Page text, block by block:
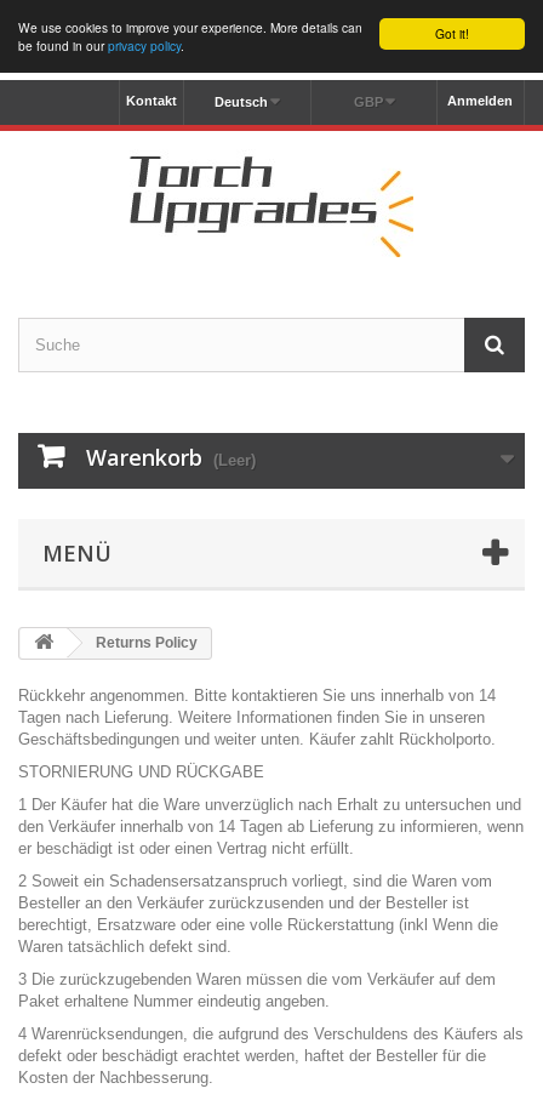
Got it!
We use cookies to improve your experience. More details can
be found in ourprivacy policy.
Anmelden
GBP
Deutsch
Kontakt
Warenkorb (Leer)
MENÜ
Returns Policy
Rückkehr angenommen. Bitte kontaktieren Sie uns innerhalb von 14
Tagen nach Lieferung. Weitere Informationen finden Sie in unseren
Geschäftsbedingungen und weiter unten. Käufer zahlt Rückholporto.
STORNIERUNG UND RÜCKGABE
1 Der Käufer hat die Ware unverzüglich nach Erhalt zu untersuchen und
den Verkäufer innerhalb von 14 Tagen ab Lieferung zu informieren, wenn
er beschädigt ist oder einen Vertrag nicht erfüllt.
2 Soweit ein Schadensersatzanspruch vorliegt, sind die Waren vom
Besteller an den Verkäufer zurückzusenden und der Besteller ist
berechtigt, Ersatzware oder eine volle Rückerstattung (inkl Wenn die
Waren tatsächlich defekt sind.
3 Die zurückzugebenden Waren müssen die vom Verkäufer auf dem
Paket erhaltene Nummer eindeutig angeben.
4 Warenrücksendungen, die aufgrund des Verschuldens des Käufers als
defekt oder beschädigt erachtet werden, haftet der Besteller für die
Kosten der Nachbesserung.